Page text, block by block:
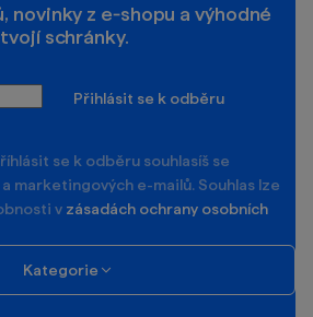
novinky z e‑shopu a výhodné
schránky.
Přihlásit se k odběru
se k odběru souhlasíš se
marketingových e-mailů. Souhlas lze
v zásadách ochrany osobních
Kategorie